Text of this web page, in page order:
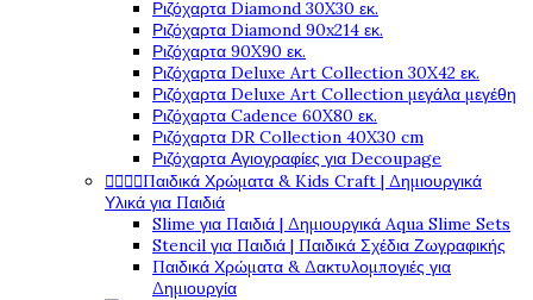
Ριζόχαρτα Diamond 30X30 εκ.
Ριζόχαρτα Diamond 90x214 εκ.
Ριζόχαρτα 90X90 εκ.
Ριζόχαρτα Deluxe Art Collection 30X42 εκ.
Ριζόχαρτα Deluxe Art Collection μεγάλα μεγέθη
Ριζόχαρτα Cadence 60X80 εκ.
Ριζόχαρτα DR Collection 40X30 cm
Ριζόχαρτα Αγιογραφίες για Decoupage
Παιδικά Χρώματα & Kids Craft | Δημιουργικά
Υλικά για Παιδιά
Slime για Παιδιά | Δημιουργικά Aqua Slime Sets
Stencil για Παιδιά | Παιδικά Σχέδια Ζωγραφικής
Παιδικά Χρώματα & Δακτυλομπογιές για
Δημιουργία